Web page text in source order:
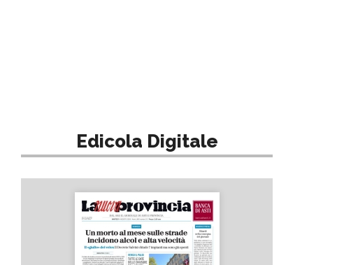
Edicola Digitale